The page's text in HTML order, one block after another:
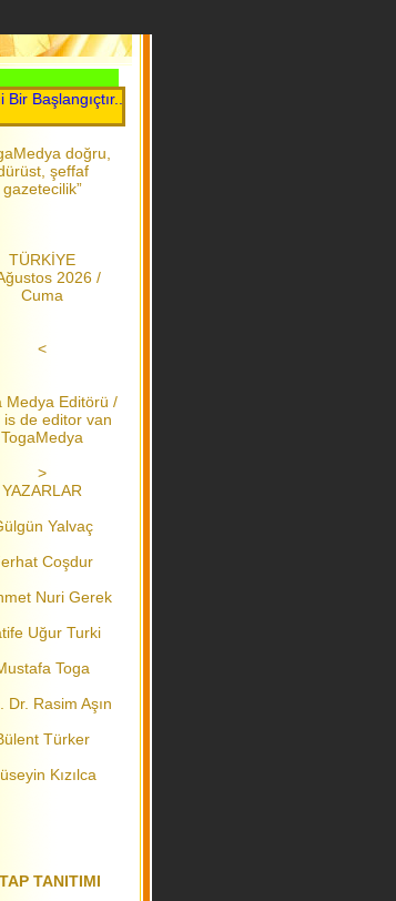
istediğiniz İlin üzerine
Başlangıçtır.....Toga Medya.....2006 dan bu yana
doğru,
şeffaf
gazetecilik”
TÜRKİYE
2026 /
Cuma
<
Medya Editörü /
is de editor van
TogaMedya
>
YAZARLAR
Yalvaç
Coşdur
Nuri Gerek
Uğur Turki
Toga
Dr. Rasim Aşın
Türker
Kızılca
TANITIMI